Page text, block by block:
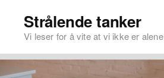
Strålende tanker
Vi leser for å vite at vi ikke er alene